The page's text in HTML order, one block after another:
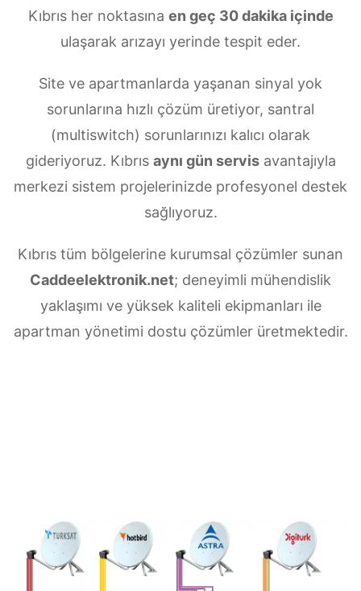
Kıbrıs her noktasına en geç 30 dakika içinde
ulaşarak arızayı yerinde tespit eder.
Site ve apartmanlarda yaşanan sinyal yok
sorunlarına hızlı çözüm üretiyor, santral
(multiswitch) sorunlarınızı kalıcı olarak
gideriyoruz. Kıbrıs aynı gün servisavantajıyla
merkezi sistem projelerinizde profesyonel destek
sağlıyoruz.
Kıbrıs tüm bölgelerine kurumsal çözümler sunan
Caddeelektronik.net; deneyimli mühendislik
yaklaşımı ve yüksek kaliteli ekipmanları ile
apartman yönetimi dostu çözümler üretmektedir.